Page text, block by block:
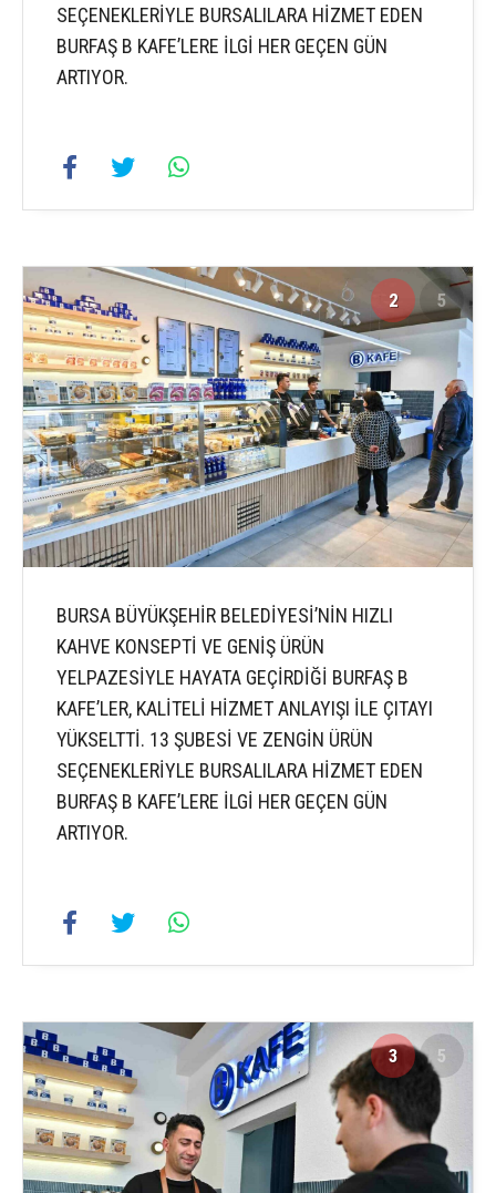
SEÇENEKLERİYLE BURSALILARA HİZMET EDEN
BURFAŞ B KAFE’LERE İLGİ HER GEÇEN GÜN
ARTIYOR.
2 5
BURSA BÜYÜKŞEHİR BELEDİYESİ’NİN HIZLI
KAHVE KONSEPTİ VE GENİŞ ÜRÜN
YELPAZESİYLE HAYATA GEÇİRDİĞİ BURFAŞ B
KAFE’LER, KALİTELİ HİZMET ANLAYIŞI İLE ÇITAYI
YÜKSELTTİ. 13 ŞUBESİ VE ZENGİN ÜRÜN
SEÇENEKLERİYLE BURSALILARA HİZMET EDEN
BURFAŞ B KAFE’LERE İLGİ HER GEÇEN GÜN
ARTIYOR.
3 5